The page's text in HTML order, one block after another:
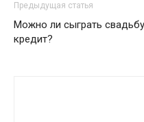
Предыдущая статья
Можно ли сыграть
кредит?